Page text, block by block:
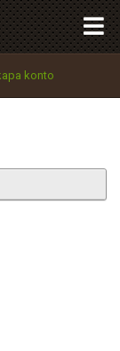
konto
till förstasidan